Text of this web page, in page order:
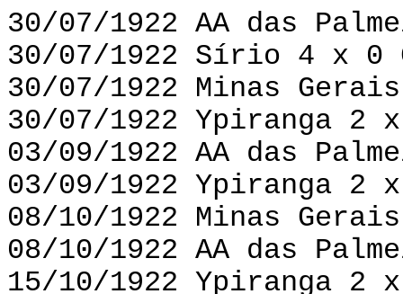
30/07/1922 AA das
30/07/1922 Sírio 4 x 0
30/07/1922 Minas
30/07/1922 Ypiranga 2
03/09/1922 AA das
03/09/1922 Ypiranga 2
08/10/1922 Minas
08/10/1922 AA das
15/10/1922 Ypiranga 2